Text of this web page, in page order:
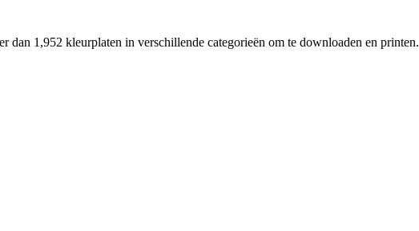
dan 1,952 kleurplaten in verschillende categorieën om te downloaden en printen.